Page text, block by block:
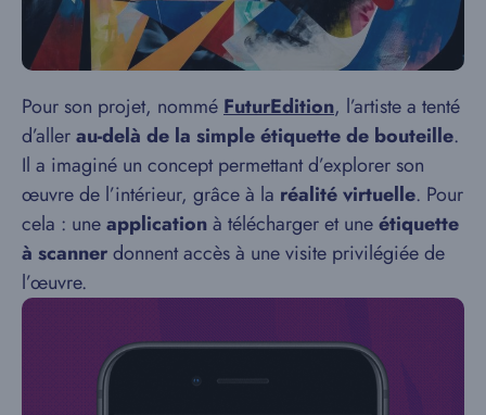
Pour son projet, nommé FuturEdition, l’artiste a tenté
d’allerau-delà de la simple étiquette de bouteille.
Il a imaginé un concept permettant d’explorer son
œuvre de l’intérieur, grâce à la réalité virtuelle. Pour
cela : uneapplicationà télécharger et uneétiquette
à scannerdonnent accès à une visite privilégiée de
l’œuvre.